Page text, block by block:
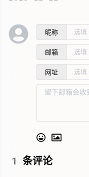
昵称
邮箱
网址
1 条评论